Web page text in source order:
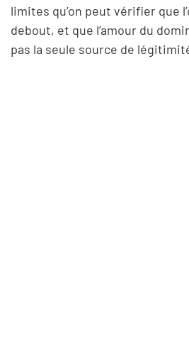
limites qu’on peut vérifier que
debout, et que l’amour du
pas la seule source de